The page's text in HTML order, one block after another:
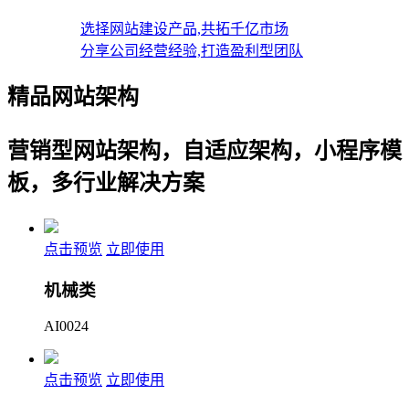
选择网站建设产品,共拓千亿市场
分享公司经营经验,打造盈利型团队
精品网站架构
营销型网站架构，自适应架构，小程序模
板，多行业解决方案
点击预览 立即使用
机械类
AI0024
点击预览 立即使用